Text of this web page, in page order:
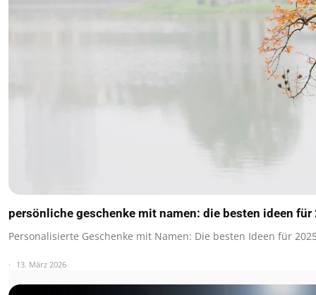
persönliche geschenke mit namen: die besten ideen für
Personalisierte Geschenke mit Namen: Die besten Ideen für
13. März 2026